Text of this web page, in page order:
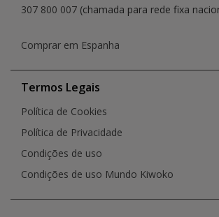
307 800 007 (chamada para rede fixa
Comprar em Espanha
Termos Legais
Política de Cookies
Política de Privacidade
Condições de uso
Condições de uso Mundo Kiwoko